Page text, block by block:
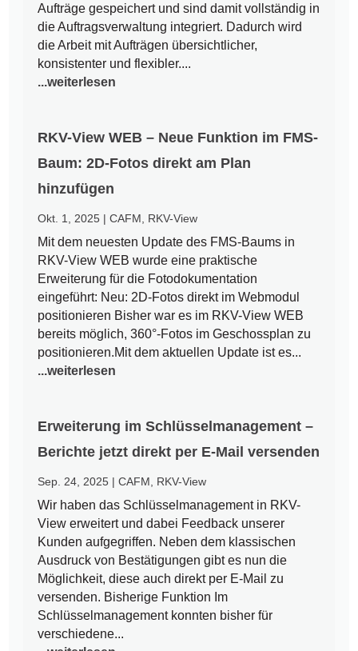
Aufträge gespeichert und sind damit vollständig in
die Auftragsverwaltung integriert. Dadurch wird
die Arbeit mit Aufträgen übersichtlicher,
konsistenter und flexibler....
...weiterlesen
RKV-View WEB – Neue Funktion im FMS-
Baum: 2D-Fotos direkt am Plan
hinzufügen
Okt. 1, 2025 |CAFM RKV-View
Mit dem neuesten Update des FMS-Baums in
RKV-View WEB wurde eine praktische
Erweiterung für die Fotodokumentation
eingeführt: Neu: 2D-Fotos direkt im Webmodul
positionieren Bisher war es im RKV-View WEB
bereits möglich, 360°-Fotos im Geschossplan zu
positionieren.Mit dem aktuellen Update ist es...
...weiterlesen
Erweiterung im Schlüsselmanagement –
Berichte jetzt direkt per E-Mail versenden
Sep. 24, 2025 |CAFM RKV-View
Wir haben das Schlüsselmanagement in RKV-
View erweitert und dabei Feedback unserer
Kunden aufgegriffen. Neben dem klassischen
Ausdruck von Bestätigungen gibt es nun die
Möglichkeit, diese auch direkt per E-Mail zu
versenden. Bisherige Funktion Im
Schlüsselmanagement konnten bisher für
verschiedene...